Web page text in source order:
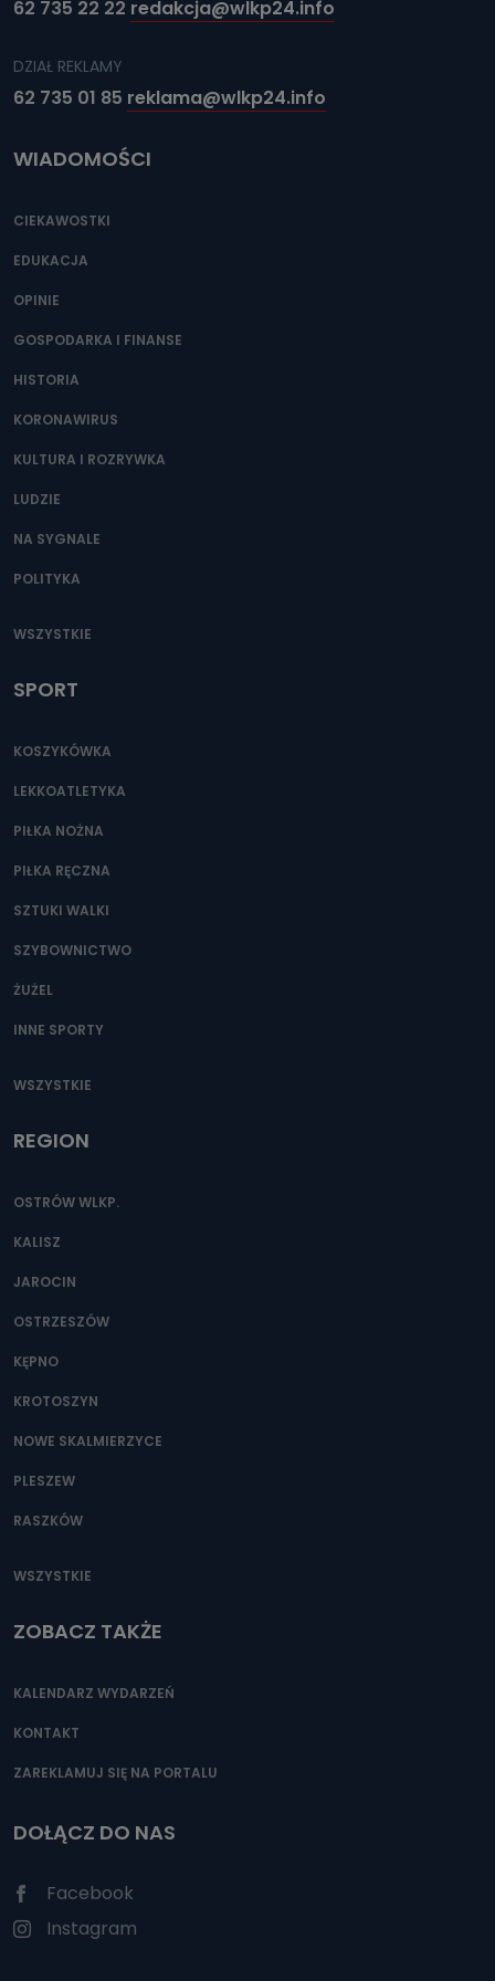
62 735 22 22 redakcja@wlkp24.info
DZIAŁ REKLAMY
62 735 01 85 reklama@wlkp24.info
WIADOMOŚCI
CIEKAWOSTKI
EDUKACJA
OPINIE
GOSPODARKA I FINANSE
HISTORIA
KORONAWIRUS
KULTURA I ROZRYWKA
LUDZIE
NA SYGNALE
POLITYKA
WSZYSTKIE
SPORT
KOSZYKÓWKA
LEKKOATLETYKA
PIŁKA NOŻNA
PIŁKA RĘCZNA
SZTUKI WALKI
SZYBOWNICTWO
ŻUŻEL
INNE SPORTY
WSZYSTKIE
REGION
OSTRÓW WLKP.
KALISZ
JAROCIN
OSTRZESZÓW
KĘPNO
KROTOSZYN
NOWE SKALMIERZYCE
PLESZEW
RASZKÓW
WSZYSTKIE
ZOBACZ TAKŻE
KALENDARZ WYDARZEŃ
KONTAKT
ZAREKLAMUJ SIĘ NA PORTALU
DOŁĄCZ DO NAS
Facebook
Instagram